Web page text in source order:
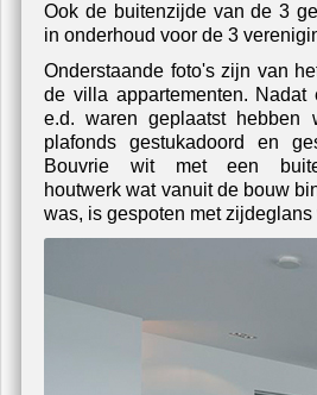
Interieur Villa
Naarderbos.
In deze 3 prachtige
Naarderbos hebben wij 3
Ook de buitenzijde van de 3
in onderhoud voor de 3
Onderstaande foto's zijn van
de villa appartementen. Nadat
e.d. waren geplaatst
plafonds gestukadoord en
houtwerk wat vanuit de bouw
was, is gespoten met zijdeglans